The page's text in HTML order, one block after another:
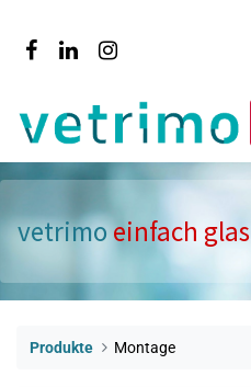
vetrimoeinfach glas
Produkte Montage